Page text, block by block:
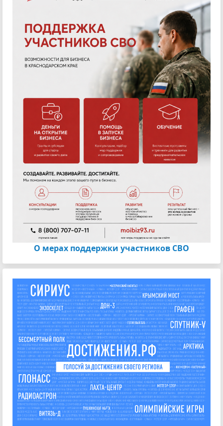
О мерах поддержки участников СВО